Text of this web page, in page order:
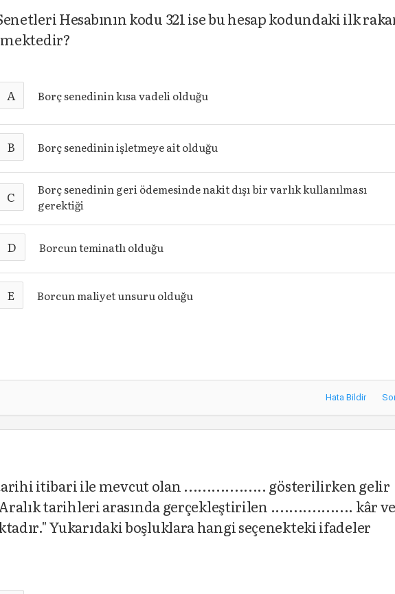
Hesabının kodu 321 ise bu hesap kodundaki ilk
A Borç senedinin kısa vadeli olduğu
B Borç senedinin işletmeye ait olduğu
C
Borç senedinin geri ödemesinde nakit dışı bir varlık kullanılması
gerektiği
D Borcun teminatlı olduğu
E Borcun maliyet unsuru olduğu
Hata Bildir
tarihi itibari ile mevcut olan .................. gösterilirken gelir
Aralık tarihleri arasında gerçekleştirilen .................. kâr
Yukarıdaki boşluklara hangi seçenekteki ifadeler